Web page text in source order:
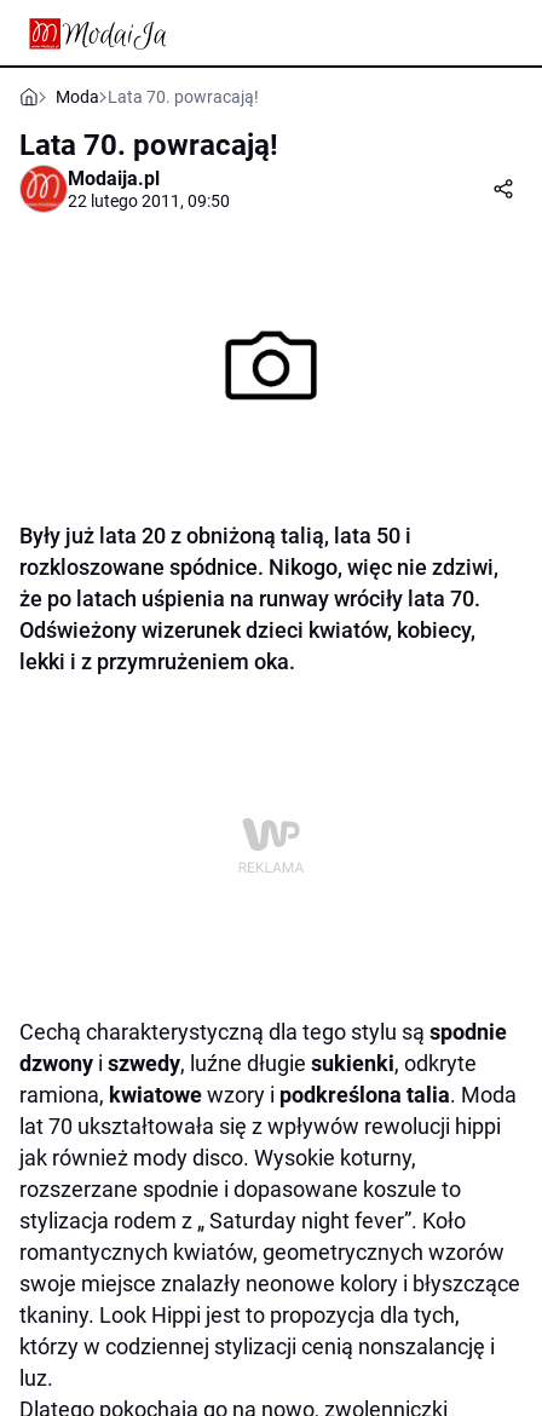
Moda Lata 70. powracają!
Lata 70. powracają!
Modaija.pl
22 lutego 2011, 09:50
Były już lata 20 z obniżoną talią, lata 50 i
rozkloszowane spódnice. Nikogo, więc nie zdziwi,
że po latach uśpienia na runway wróciły lata 70.
Odświeżony wizerunek dzieci kwiatów, kobiecy,
lekki i z przymrużeniem oka.
Cechą charakterystyczną dla tego stylu są spodnie
dzwony i szwedy, luźne długie sukienki, odkryte
ramiona, kwiatowewzory i podkreślona talia. Moda
lat 70 ukształtowała się z wpływów rewolucji hippi
jak również mody disco. Wysokie koturny,
rozszerzane spodnie i dopasowane koszule to
stylizacja rodem z „ Saturday night fever”. Koło
romantycznych kwiatów, geometrycznych wzorów
swoje miejsce znalazły neonowe kolory i błyszczące
tkaniny. Look Hippi jest to propozycja dla tych,
którzy w codziennej stylizacji cenią nonszalancję i
luz.
Dlatego pokochają go na nowo, zwolenniczki